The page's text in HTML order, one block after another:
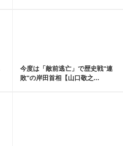
今度は「敵前逃亡」で歴史戦"連
敗"の岸田首相【山口敬之...